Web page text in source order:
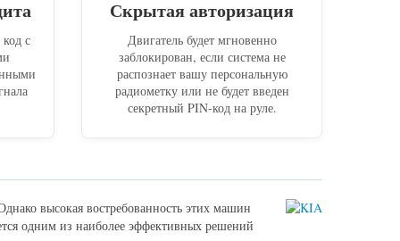
с
Скрытая авторизация
Двигатель будет мгновенно
заблокирован, если система не
распознает вашу персональную
радиометку или не будет введен
секретный PIN-код на руле.
высокая востребованность этих машин
одним из наиболее эффективных решений